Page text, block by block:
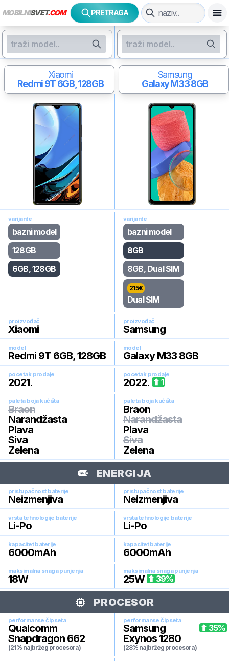
MOBILNISVET.COM PRETRAGA
Xiaomi
Redmi 9T6GB, 128GB
Samsung
Galaxy M338GB
varijante
bazni model
128GB
6GB, 128GB
varijante
bazni model
8GB
8GB, Dual SIM
215€
Dual SIM
proizvođač
Xiaomi
proizvođač
Samsung
model
Redmi 9T 6GB, 128GB
model
Galaxy M33 8GB
pocetak prodaje
2021.
pocetak prodaje
2022. 1
paleta boja kućišta
Braon
Narandžasta
Plava
Siva
Zelena
paleta boja kućišta
Braon
Narandžasta
Plava
Siva
Zelena
ENERGIJA
pristupačnost baterije
Neizmenjiva
pristupačnost baterije
Neizmenjiva
vrsta tehnologije baterije
Li-Po
vrsta tehnologije baterije
Li-Po
kapacitet baterije
6000mAh
kapacitet baterije
6000mAh
maksimalna snaga punjenja
18W
maksimalna snaga punjenja
25W 39%
PROCESOR
performanse čipseta
Qualcomm
Snapdragon 662
(21% najbržeg procesora)
performanse čipseta
Samsung
Exynos 1280
(28% najbržeg procesora)
35%